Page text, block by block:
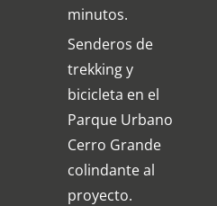
minutos.
Senderos de
trekking y
bicicleta en el
Parque Urbano
Cerro Grande
colindante al
proyecto.